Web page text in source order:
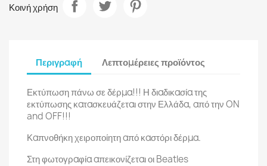
Κοινή χρήση
Περιγραφή Λεπτομέρειες προϊόντος
Εκτύπωση πάνω σε δέρμα!!! Η διαδικασία της
εκτύπωσης κατασκευάζεται στην Ελλάδα, από την ON
and OFF!!!
Καπνοθήκη χειροποίητη από καστόρι δέρμα.
Στη φωτογραφία απεικονίζεται οι Beatles